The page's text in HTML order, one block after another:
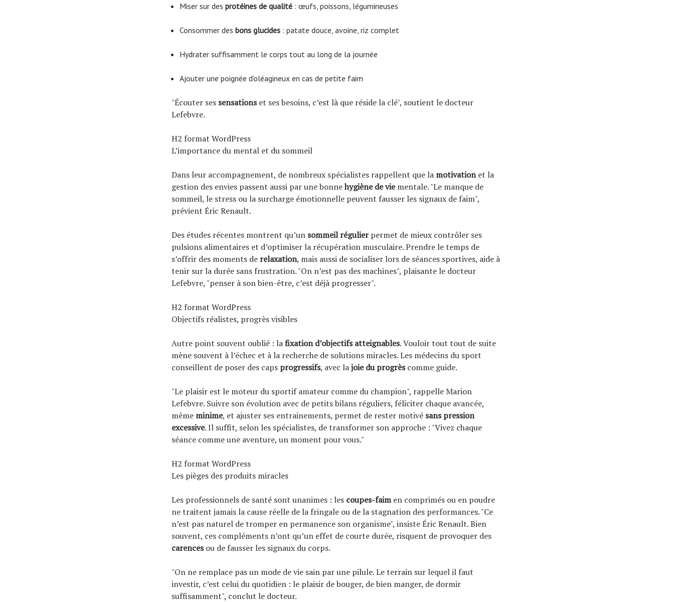
Miser sur des protéines de qualité : œufs, poissons, légumineuses
Consommer des bons glucides : patate douce, avoine, riz complet
Hydrater suffisamment le corps tout au long de la journée
Ajouter une poignée d’oléagineux en cas de petite faim
"Écouter ses sensationset ses besoins, c’est là que réside la clé", soutient le docteur
Lefebvre.
H2 format WordPress
L’importance du mental et du sommeil
Dans leur accompagnement, de nombreux spécialistes rappellent que la motivationet la
gestion des envies passent aussi par une bonnehygiène de viementale. "Le manque de
sommeil, le stress ou la surcharge émotionnelle peuvent fausser les signaux de faim",
prévient Éric Renault.
Des études récentes montrent qu’un sommeil régulierpermet de mieux contrôler ses
pulsions alimentaires et d’optimiser la récupération musculaire. Prendre le temps de
s’offrir des moments de relaxation, mais aussi de socialiser lors de séances sportives, aide à
tenir sur la durée sans frustration. "On n’est pas des machines", plaisante le docteur
Lefebvre, "penser à son bien-être, c’est déjà progresser".
H2 format WordPress
Objectifs réalistes, progrès visibles
Autre point souvent oublié : lafixation d’objectifs atteignables. Vouloir tout tout de suite
mène souvent à l’échec et à la recherche de solutions miracles. Les médecins du sport
conseillent de poser des caps progressifs, avec lajoie du progrèscomme guide.
"Le plaisir est le moteur du sportif amateur comme du champion", rappelle Marion
Lefebvre. Suivre son évolution avec de petits bilans réguliers, féliciter chaque avancée,
même minime, et ajuster ses entrainements, permet de rester motivé sans pression
excessive. Il suffit, selon les spécialistes, de transformer son approche : "Vivez chaque
séance comme une aventure, un moment pour vous."
H2 format WordPress
Les pièges des produits miracles
Les professionnels de santé sont unanimes : les coupes-faimen comprimés ou en poudre
ne traitent jamais la cause réelle de la fringale ou de la stagnation des performances. "Ce
n’est pas naturel de tromper en permanence son organisme", insiste Éric Renault. Bien
souvent, ces compléments n’ont qu’un effet de courte durée, risquent de provoquer des
carencesou de fausser les signaux du corps.
"On ne remplace pas un mode de vie sain par une pilule. Le terrain sur lequel il faut
investir, c’est celui du quotidien : le plaisir de bouger, de bien manger, de dormir
suffisamment", conclut le docteur.